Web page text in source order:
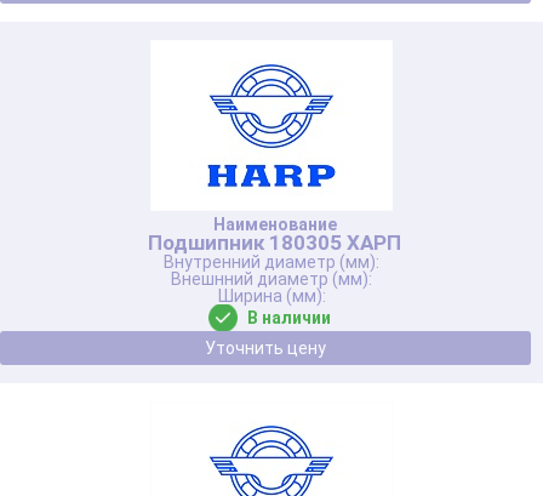
Подшипник 180305 ХАРП
В наличии
Уточнить цену